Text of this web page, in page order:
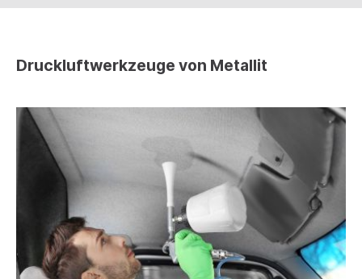
Druckluftwerkzeuge von Metallit